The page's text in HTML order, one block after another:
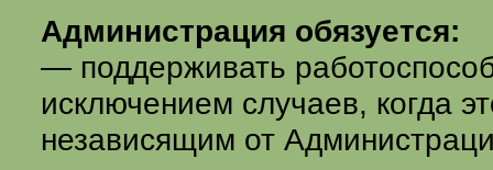
Администрация обязуется:
— поддерживать
исключением случаев, когда
независящим от